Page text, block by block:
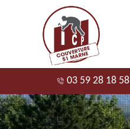
03 59 28 18 58